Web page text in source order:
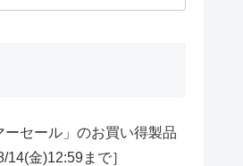
ーセール」のお買い得製品
金)12:59まで］